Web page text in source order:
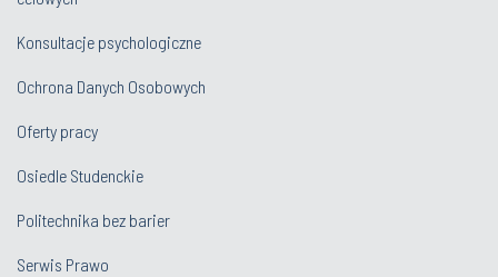
Konsultacje psychologiczne
Ochrona Danych Osobowych
Oferty pracy
Osiedle Studenckie
Politechnika bez barier
Serwis Prawo